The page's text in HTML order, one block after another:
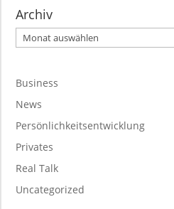
Archiv
Archiv
Business
News
Persönlichkeitsentwicklung
Privates
Real Talk
Uncategorized